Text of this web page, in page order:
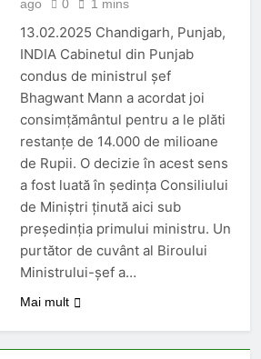
Ajutoare pentru pensionari in
2026;
O Lună Ago
Pensionarii români care
continuă să muncească;
O Lună Ago
Pensii diminuate cu 85% pentru
aceste categorii de pensionari
6 Luni Ago
Romania din nou la
EUROVISION
ago
0 1 mins
13.02.2025 Chandigarh, Punjab,
INDIA Cabinetul din Punjab
condus de ministrul șef
Bhagwant Mann a acordat joi
consimțământul pentru a le plăti
restanțe de 14.000 de milioane
de Rupii. O decizie în acest sens
a fost luată în ședința Consiliului
de Miniștri ținută aici sub
președinția primului ministru. Un
purtător de cuvânt al Biroului
Ministrului-șef a…
Mai mult